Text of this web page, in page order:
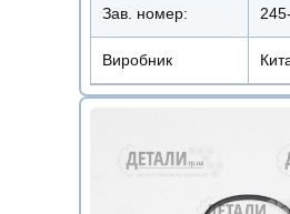
Зав. номер:
Виробник